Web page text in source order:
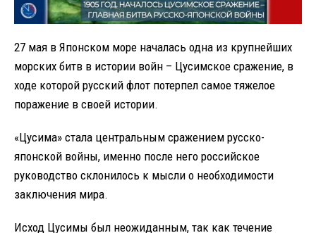
27 мая в Японском море началась одна из крупнейших
морских битв в истории войн – Цусимское сражение, в
ходе которой русский флот потерпел самое тяжелое
поражение в своей истории.
«Цусима» стала центральным сражением русско-
японской войны, именно после него российское
руководство склонилось к мысли о необходимости
заключения мира.
Исход Цусимы был неожиданным, так как течение